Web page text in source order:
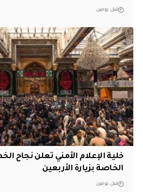
قبل يومين
خلية الإعلام الأمني تعلن نجاح
الخاصة بزيارة الأربعين
قبل يومين